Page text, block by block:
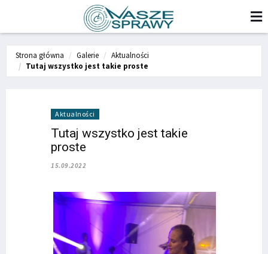
Strona główna Galerie
Aktualności
Tutaj wszystko jest takie proste
Aktualności
Tutaj wszystko jest takie
proste
15.09.2022